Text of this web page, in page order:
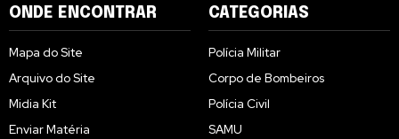
ONDE ENCONTRAR
Mapa do Site
Arquivo do Site
Midia Kit
Enviar Matéria
CATEGORIAS
Polícia Militar
Corpo de Bombeiros
Polícia Civil
SAMU